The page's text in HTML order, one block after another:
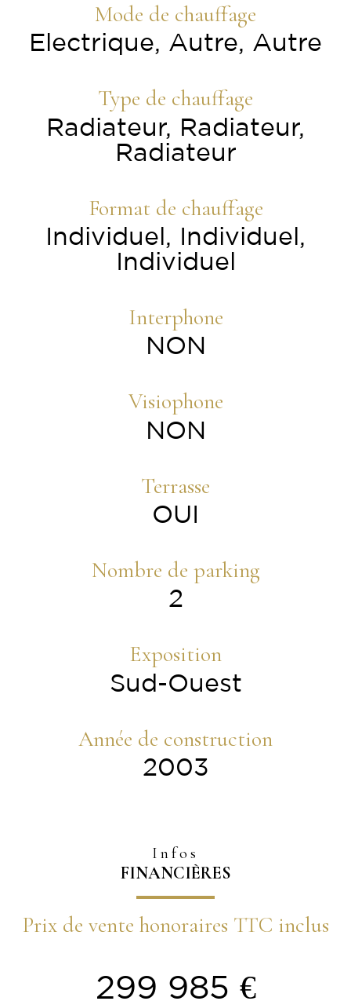
Mode de chauffage
Electrique, Autre, Autre
Type de chauffage
Radiateur, Radiateur,
Radiateur
Format de chauffage
Individuel, Individuel,
Individuel
Interphone
NON
Visiophone
NON
Terrasse
OUI
Nombre de parking
2
Exposition
Sud-Ouest
Année de construction
2003
Infos
FINANCIÈRES
Prix de vente honoraires TTC inclus
299 985 €